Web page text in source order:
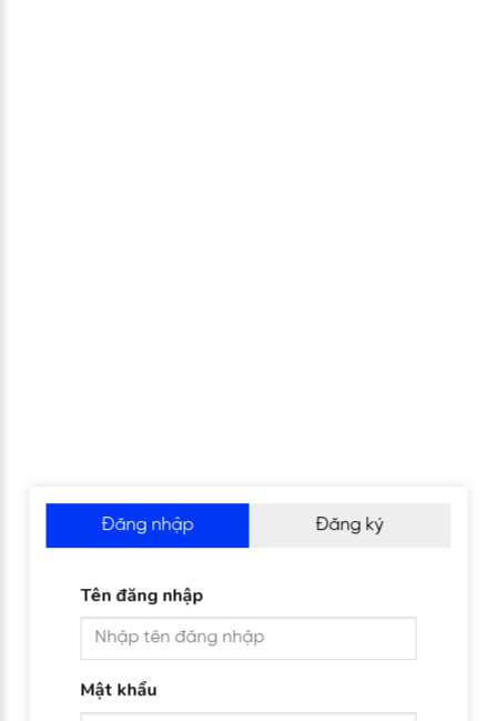
Đăng nhập Đăng ký
Tên đăng nhập
Mật khẩu